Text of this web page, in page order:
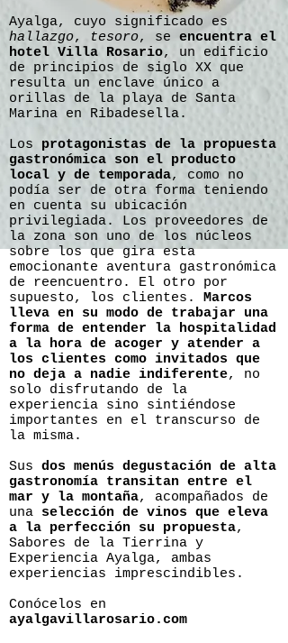
Ayalga, cuyo significado es
hallazgo, tesoro, se encuentra el
hotel Villa Rosario, un edificio
de principios de siglo XX que
resulta un enclave único a
orillas de la playa de Santa
Marina en Ribadesella.
Los protagonistas de la propuesta
gastronómica son el producto
local y de temporada, como no
podía ser de otra forma teniendo
en cuenta su ubicación
privilegiada. Los proveedores de
la zona son uno de los núcleos
sobre los que gira esta
emocionante aventura gastronómica
de reencuentro. El otro por
supuesto, los clientes. Marcos
lleva en su modo de trabajar una
forma de entender la hospitalidad
a la hora de acoger y atender a
los clientes como invitados que
no deja a nadie indiferente, no
solo disfrutando de la
experiencia sino sintiéndose
importantes en el transcurso de
la misma.
Sus dos menús degustación de alta
gastronomía transitan entre el
mar y la montaña, acompañados de
una selección de vinos que eleva
a la perfección su propuesta,
Sabores de la Tierrina y
Experiencia Ayalga, ambas
experiencias imprescindibles.
Conócelos en
ayalgavillarosario.com